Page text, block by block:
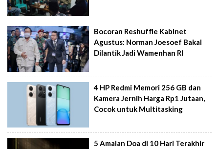
Bocoran Reshuffle Kabinet
Agustus: Norman Joesoef Bakal
Dilantik Jadi Wamenhan RI
4 HP Redmi Memori 256 GB dan
Kamera Jernih Harga Rp1 Jutaan,
Cocok untuk Multitasking
5 Amalan Doa di 10 Hari Terakhir